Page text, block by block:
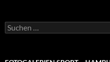
Suchen
nach: